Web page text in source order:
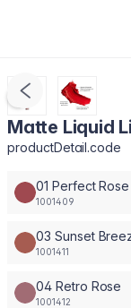
Matte Liquid
productDetail.code
01 Perfect Rose
1001409
03 Sunset
1001411
04 Retro Rose
1001412